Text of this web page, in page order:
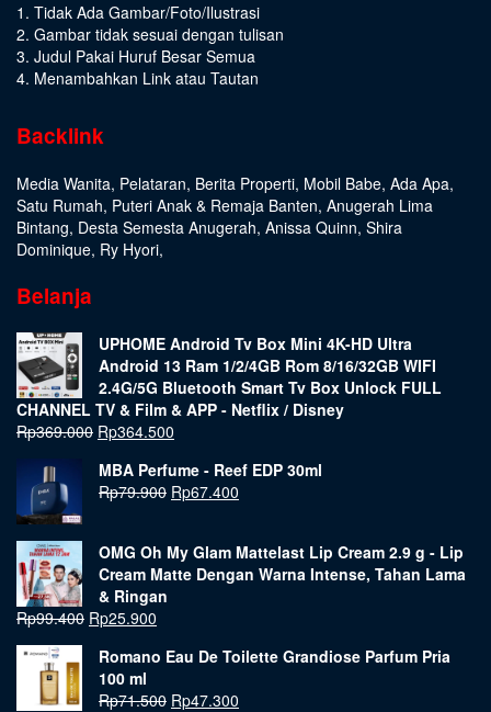
1. Tidak Ada Gambar/Foto/Ilustrasi
2. Gambar tidak sesuai dengan tulisan
3. Judul Pakai Huruf Besar Semua
4. Menambahkan Link atau Tautan
Backlink
Media Wanita, Pelataran, Berita Properti, Mobil Babe, Ada Apa,
Satu Rumah, Puteri Anak & Remaja Banten, Anugerah Lima
Bintang, Desta Semesta Anugerah, Anissa Quinn, Shira
Dominique, Ry Hyori,
Belanja
UPHOME Android Tv Box Mini 4K-HD Ultra
Android 13 Ram 1/2/4GB Rom 8/16/32GB WIFI
2.4G/5G Bluetooth Smart Tv Box Unlock FULL
CHANNEL TV & Film & APP - Netflix / Disney
Rp369.000 Rp364.500
MBA Perfume - Reef EDP 30ml
Rp79.900 Rp67.400
OMG Oh My Glam Mattelast Lip Cream 2.9 g - Lip
Cream Matte Dengan Warna Intense, Tahan Lama
& Ringan
Rp99.400 Rp25.900
Romano Eau De Toilette Grandiose Parfum Pria
100 ml
Rp71.500 Rp47.300